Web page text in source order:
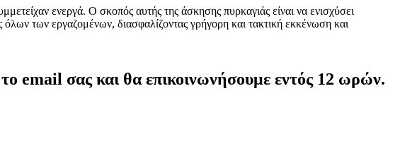
ενεργά. Ο σκοπός αυτής της άσκησης πυρκαγιάς είναι να ενισχύσει
όλων των εργαζομένων, διασφαλίζοντας γρήγορη και τακτική εκκένωση και
email σας και θα επικοινωνήσουμε εντός 12 ωρών.